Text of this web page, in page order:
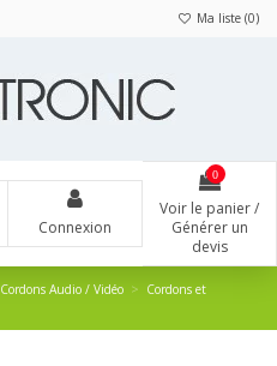
Ma liste (0)
Connexion
0
Voir le panier /
Générer un
devis
Cordons Audio / Vidéo
Cordons et